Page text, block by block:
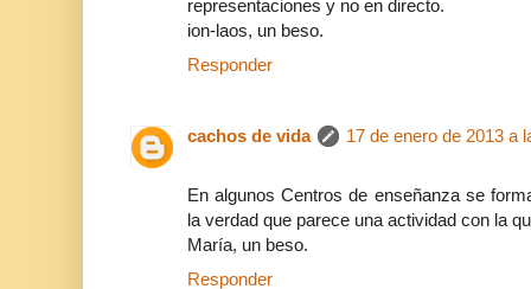
representaciones y no en directo.
ion-laos, un beso.
Responder
cachos de vida 17 de enero de 2013 a
En algunos Centros de enseñanza se
la verdad que parece una actividad con la
María, un beso.
Responder